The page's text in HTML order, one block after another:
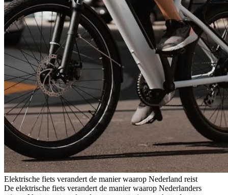
Elektrische fiets verandert de manier waarop Nederland reist
De elektrische fiets verandert de manier waarop Nederlanders